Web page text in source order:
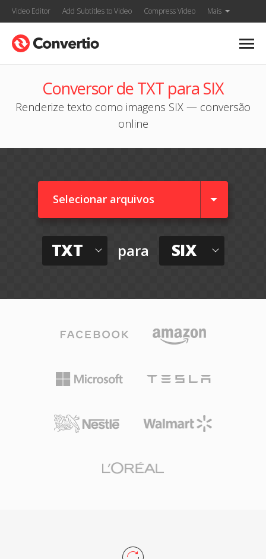
Video Editor Add Subtitles to Video Compress Video Mais
Conversor de TXT para SIX
Renderize texto como imagens SIX — conversão
online
Selecionar arquivos
TXT para SIX